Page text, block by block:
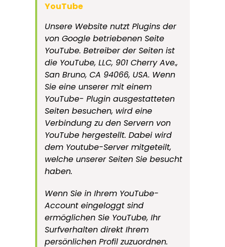
YouTube
Unsere Website nutzt Plugins der
von Google betriebenen Seite
YouTube. Betreiber der Seiten ist
die YouTube, LLC, 901 Cherry Ave.,
San Bruno, CA 94066, USA. Wenn
Sie eine unserer mit einem
YouTube- Plugin ausgestatteten
Seiten besuchen, wird eine
Verbindung zu den Servern von
YouTube hergestellt. Dabei wird
dem Youtube-Server mitgeteilt,
welche unserer Seiten Sie besucht
haben.
Wenn Sie in Ihrem YouTube-
Account eingeloggt sind
ermöglichen Sie YouTube, Ihr
Surfverhalten direkt Ihrem
persönlichen Profil zuzuordnen.